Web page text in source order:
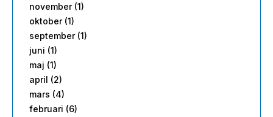
november (1)
oktober (1)
september (1)
juni (1)
maj (1)
april (2)
mars (4)
februari (6)